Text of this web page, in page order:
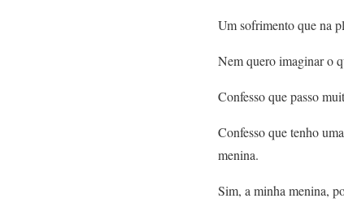
Um sofrimento que na
Nem quero imaginar o
Confesso que passo
Confesso que tenho
menina.
Sim, a minha menina,